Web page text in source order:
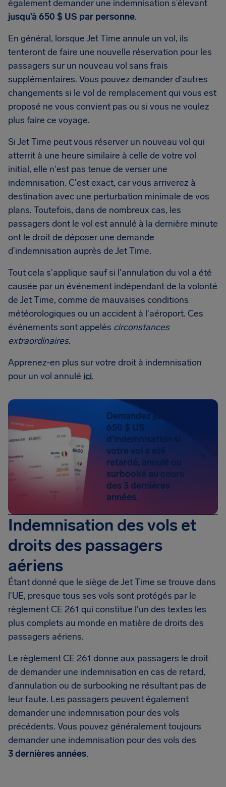
également demander une indemnisation s’élevant
jusqu’à 650 $ US par personne.
En général, lorsque Jet Time annule un vol, ils
tenteront de faire une nouvelle réservation pour les
passagers sur un nouveau vol sans frais
supplémentaires. Vous pouvez demander d'autres
changements si le vol de remplacement qui vous est
proposé ne vous convient pas ou si vous ne voulez
plus faire ce voyage.
Si Jet Time peut vous réserver un nouveau vol qui
atterrit à une heure similaire à celle de votre vol
initial, elle n'est pas tenue de verser une
indemnisation. C'est exact, car vous arriverez à
destination avec une perturbation minimale de vos
plans. Toutefois, dans de nombreux cas, les
passagers dont le vol est annulé à la dernière minute
ont le droit de déposer une demande
d’indemnisation auprès de Jet Time.
Tout cela s'applique sauf si l'annulation du vol a été
causée par un événement indépendant de la volonté
de Jet Time, comme de mauvaises conditions
météorologiques ou un accident à l'aéroport. Ces
événements sont appelés circonstances
extraordinaires.
Apprenez-en plus sur votre droit à indemnisation
pour un vol annulé ici.
Demandez jusqu'à
650 $ US
d'indemnisation si
votre vol a été
retardé, annulé ou
surbooké au cours
des 3 dernières
années.
Indemnisation des vols et
droits des passagers
aériens
Étant donné que le siège de Jet Time se trouve dans
l'UE, presque tous ses vols sont protégés par le
règlement CE 261 qui constitue l'un des textes les
plus complets au monde en matière de droits des
passagers aériens.
Le règlement CE 261 donne aux passagers le droit
de demander une indemnisation en cas de retard,
d’annulation ou de surbooking ne résultant pas de
leur faute. Les passagers peuvent également
demander une indemnisation pour des vols
précédents. Vous pouvez généralement toujours
demander une indemnisation pour des vols des
3 dernières années.